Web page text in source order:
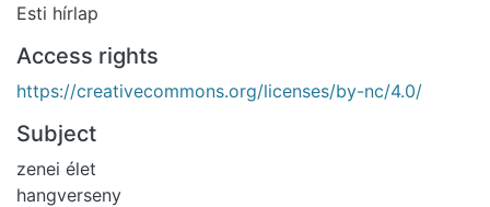
Esti hírlap
Access rights
https://creativecommons.org/licenses/by-nc/4.0/
Subject
zenei élet
hangverseny